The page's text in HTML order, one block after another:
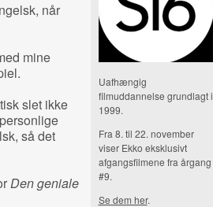
når
mine
slet ikke
så det
Den geniale
Uafhængig
filmuddannelse grundlagt i
1999.
Fra 8. til 22. november
viser Ekko eksklusivt
afgangsfilmene fra årgang
#9.
Se dem her.